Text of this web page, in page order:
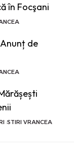
în Focşani
de
STIRI VRANCEA